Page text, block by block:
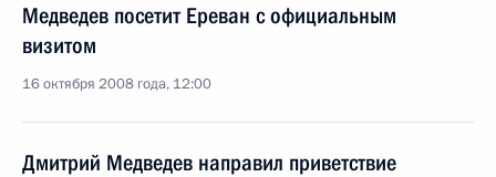
Медведев посетит Ереван с официальным
визитом
16 октября 2008 года, 12:00
Дмитрий Медведев направил приветствие